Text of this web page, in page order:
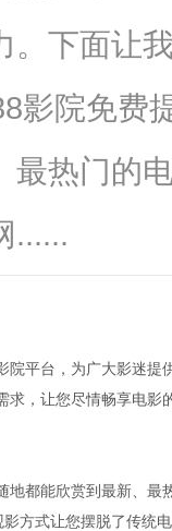
。下面让
影院免费
最热门的
......
平台，为广大影迷
，让您尽情畅享电
都能欣赏到最新、
方式让您摆脱了传统